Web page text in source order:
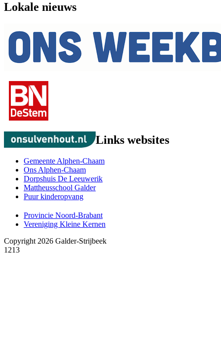
Lokale nieuws
Links websites
Gemeente Alphen-Chaam
Ons Alphen-Chaam
Dorpshuis De Leeuwerik
Mattheusschool Galder
Puur kinderopvang
Provincie Noord-Brabant
Vereniging Kleine Kernen
Copyright 2026 Galder-Strijbeek
1213